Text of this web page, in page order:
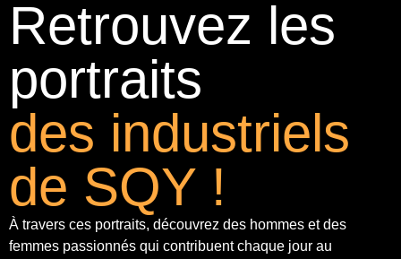
Retrouvez les
portraits
des industriels
de SQY !
À travers ces portraits, découvrez des hommes et des
femmes passionnés qui contribuent chaque jour au